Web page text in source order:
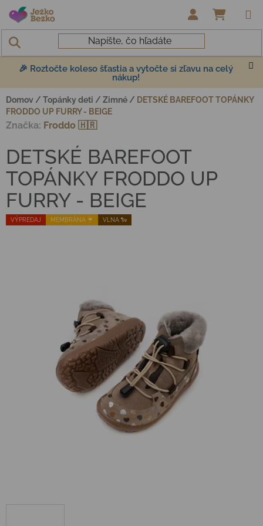
Prejsť na obsah
🎉 Roztočte koleso šťastia a vytočte si zľavu na celý
nákup!
Domov / Topánky deti / Zimné / DETSKÉ BAREFOOT TOPÁNKY
FRODDO UP FURRY - BEIGE
VÝPREDAJ MEMBRÁNA ☔️ VLNA 🐑
DETSKÉ BAREFOOT
TOPÁNKY FRODDO UP
FURRY - BEIGE
Značka: Froddo 🇭🇷